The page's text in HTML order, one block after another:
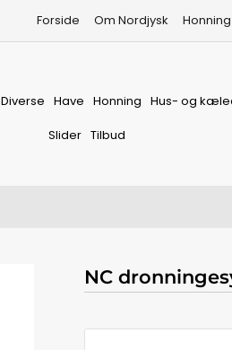
Forside Om Nordjysk
Diverse Have Honning Hus- og
Slider Tilbud
NC